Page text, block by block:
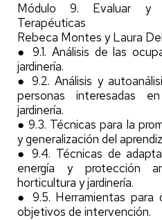
Módulo 9. Evaluar y
Terapéuticas
Rebeca Montes y Laura
● 9.1. Análisis de las
jardinería.
● 9.2. Análisis y
personas interesadas
jardinería.
● 9.3. Técnicas para la
y generalización del
● 9.4. Técnicas de
energía y protección
horticultura y jardinería.
● 9.5. Herramientas para
objetivos de intervención.